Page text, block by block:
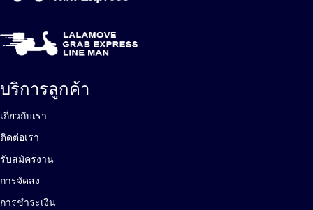
บริการลูกค้า
เกี่ยวกับเรา
ติดต่อเรา
รับสมัครงาน
การจัดส่ง
การชำระเงิน